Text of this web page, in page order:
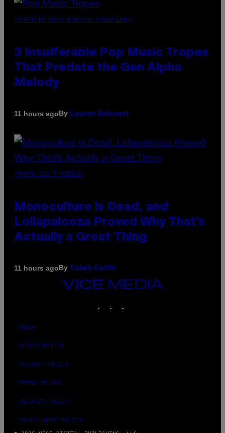
(PHOTO BY MARC BROUSSELY/REDFERNS)
3 Insufferable Pop Music Tropes
That Predate the Gen Alpha
Melody
11 hours agoBy Lauren Boisvert
(PHOTO VIA T-MOBILE)
Monoculture is Dead, and
Lollapalooza Proved Why That’s
Actually a Great Thing
11 hours agoBy Caleb Catlin
VICE
MEDIA
ABOUT
ACCESSIBILITY
PRIVACY POLICY
TERMS OF USE
SECURITY POLICY
FULFILLMENT POLICY